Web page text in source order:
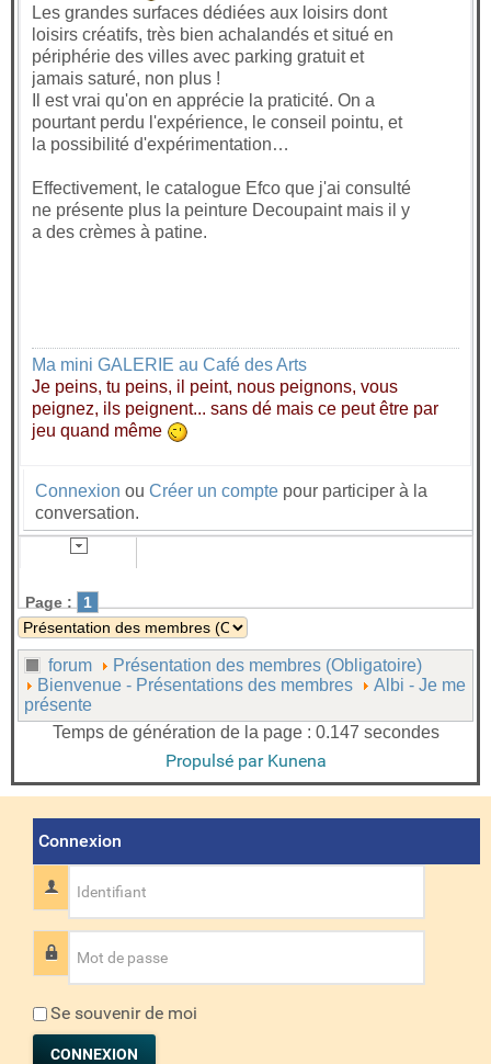
Les grandes surfaces dédiées aux loisirs dont
loisirs créatifs, très bien achalandés et situé en
périphérie des villes avec parking gratuit et
jamais saturé, non plus !
Il est vrai qu'on en apprécie la praticité. On a
pourtant perdu l'expérience, le conseil pointu, et
la possibilité d'expérimentation…
Effectivement, le catalogue Efco que j'ai consulté
ne présente plus la peinture Decoupaint mais il y
a des crèmes à patine.
Ma mini GALERIE au Café des Arts
Je peins, tu peins, il peint, nous peignons, vous
peignez, ils peignent... sans dé mais ce peut être par
jeu quand même
Connexion ou Créer un compte pour participer à la
conversation.
Page : 1
forum
Présentation des membres (Obligatoire)
Bienvenue - Présentations des membres
Albi - Je me
présente
Temps de génération de la page : 0.147 secondes
Propulsé par Kunena
Connexion
Identifiant
Mot de passe
Se souvenir de moi
CONNEXION